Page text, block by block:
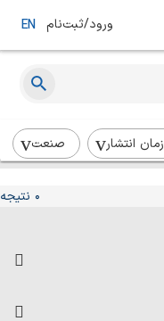
ورود/ثبت‌نام EN
زمان انتشار
صنعت
0 نتیجه